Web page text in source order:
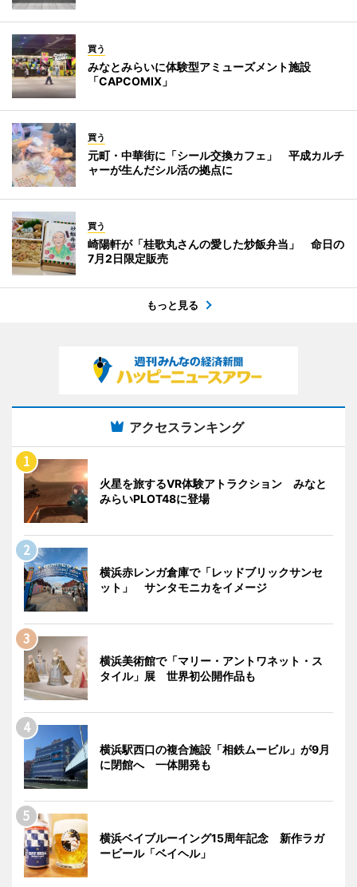
買う
みなとみらいに体験型アミューズメント施設
「CAPCOMIX」
買う
元町・中華街に「シール交換カフェ」 平成カルチ
ャーが生んだシル活の拠点に
買う
崎陽軒が「桂歌丸さんの愛した炒飯弁当」 命日の
7月2日限定販売
もっと見る
アクセスランキング
火星を旅するVR体験アトラクション みなと
みらいPLOT48に登場
横浜赤レンガ倉庫で「レッドブリックサンセ
ット」 サンタモニカをイメージ
横浜美術館で「マリー・アントワネット・ス
タイル」展 世界初公開作品も
横浜駅西口の複合施設「相鉄ムービル」が9月
に閉館へ 一体開発も
横浜ベイブルーイング15周年記念 新作ラガ
ービール「ベイヘル」